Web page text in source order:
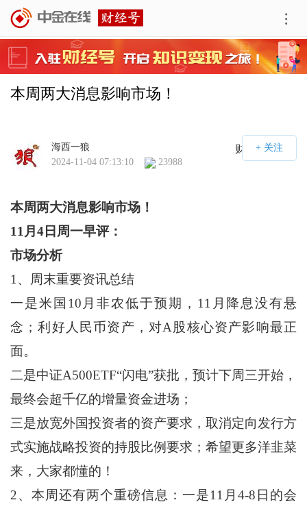
本周两大消息影响市场！
财经号APP
海西一狼
2024-11-04 07:13:10
23988
本周两大消息影响市场！
11月 4日周一早评：
市场分析
1、周末重要资讯总结
一是米国10月非农低于预期，11月降息没有悬
念；利好人民币资产，对A股核心资产影响最正
面。
二是中证A500ETF“闪电”获批，预计下周三开始，
最终会超千亿的增量资金进场；
三是放宽外国投资者的资产要求，取消定向发行方
式实施战略投资的持股比例要求；希望更多洋韭菜
来，大家都懂的！
2、本周还有两个重磅信息：一是11月4-8日的会